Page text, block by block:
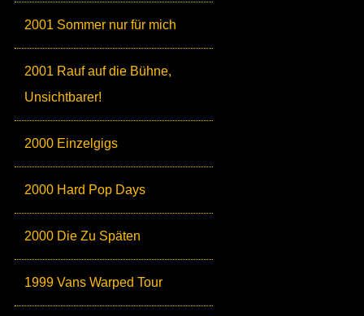
2001 Sommer nur für mich
2001 Rauf auf die Bühne,
Unsichtbarer!
2000 Einzelgigs
2000 Hard Pop Days
2000 Die Zu Späten
1999 Vans Warped Tour